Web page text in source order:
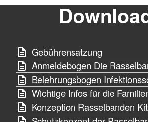
Mehr anzeigen
Gebührensatzung
Anmeldebogen Die
Belehrungsbogen
Wichtige Infos für die
Konzeption Rasselbanden